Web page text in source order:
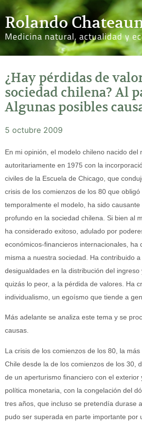
Rolando
Medicina natural, actualidad y
¿Hay pérdidas de
sociedad chilena? Al
Algunas posibles
5 octubre 2009
En mi opinión, el modelo chileno nacido del
autoritariamente en 1975 con la
civiles de la Escuela de Chicago, que
crisis de los comienzos de los 80 que
temporalmente el modelo, ha sido
profundo en la sociedad chilena. Si bien al
ha considerado exitoso, adulado por
económicos-financieros internacionales, ha
misma a nuestra sociedad. Ha contribuido
desigualdades en la distribución del ingreso
quizás lo peor, a la pérdida de valores. Ha
individualismo, un egoísmo que tiende a
Más adelante se analiza este tema y se
causas.
La crisis de los comienzos de los 80, la
Chile desde la de los comienzos de los 30,
de un aperturismo financiero con el exterior
política monetaria, con la congelación del
tres años, que incluso se pretendía durase
pudo ser superada en parte importante por